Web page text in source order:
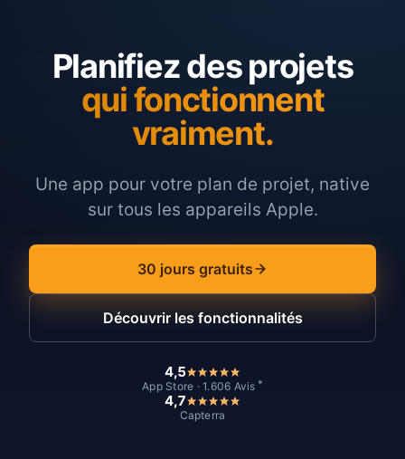
Planifiez des projets
qui fonctionnent
vraiment.
Une app pour votre plan de projet, native
sur tous les appareils Apple.
30 jours gratuits
Découvrir les fonctionnalités
4,5
App Store · 1.606 Avis *
4,7
Capterra